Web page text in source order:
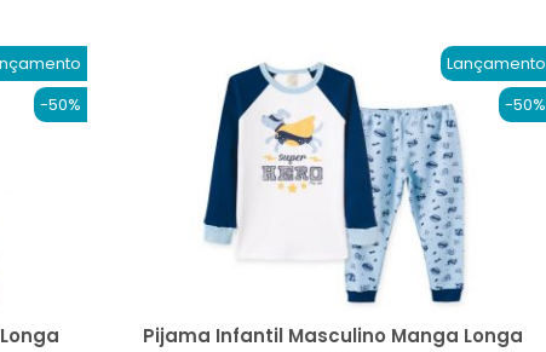
-50%
Lançamento
-50%
Pijama Infantil Masculino Manga Longa